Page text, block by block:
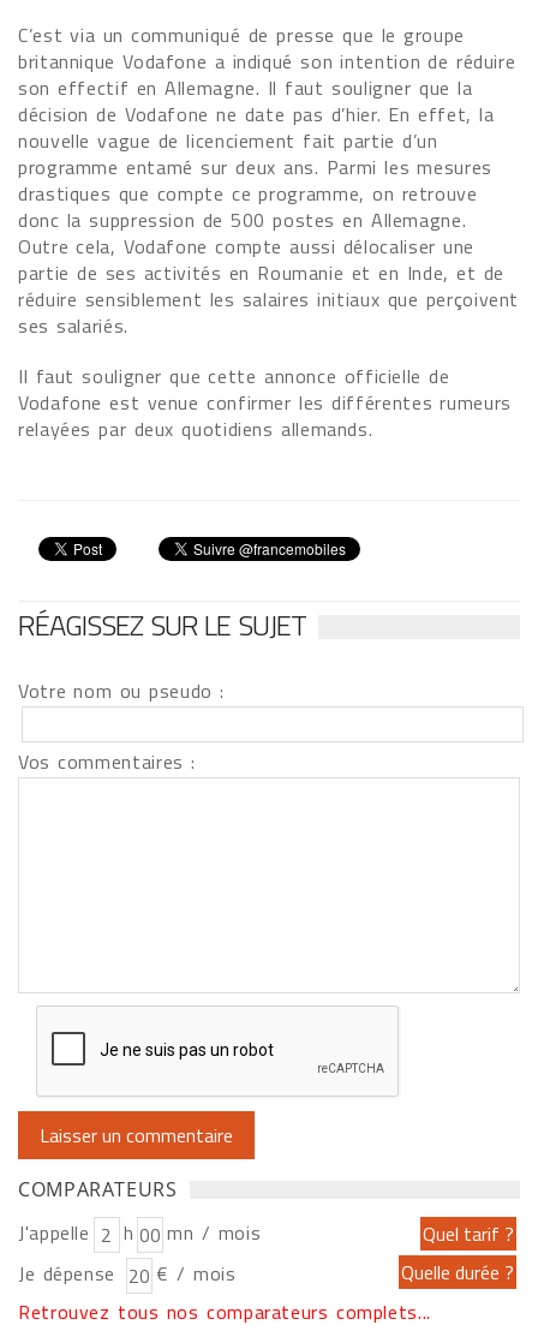
C’est via un communiqué de presse que le groupe
britannique Vodafone a indiqué son intention de réduire
son effectif en Allemagne. Il faut souligner que la
décision de Vodafone ne date pas d’hier. En effet, la
nouvelle vague de licenciement fait partie d’un
programme entamé sur deux ans. Parmi les mesures
drastiques que compte ce programme, on retrouve
donc la suppression de 500 postes en Allemagne.
Outre cela, Vodafone compte aussi délocaliser une
partie de ses activités en Roumanie et en Inde, et de
réduire sensiblement les salaires initiaux que perçoivent
ses salariés.
Il faut souligner que cette annonce officielle de
Vodafone est venue confirmer les différentes rumeurs
relayées par deux quotidiens allemands.
RÉAGISSEZ SUR LE SUJET
Votre nom ou pseudo :
Vos commentaires :
COMPARATEURS
J'appelle h
mn / mois
Je dépense
€ / mois
Retrouvez tous nos comparateurs complets...